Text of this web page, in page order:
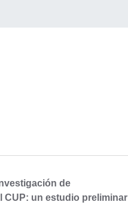
de
CUP: un estudio preliminar